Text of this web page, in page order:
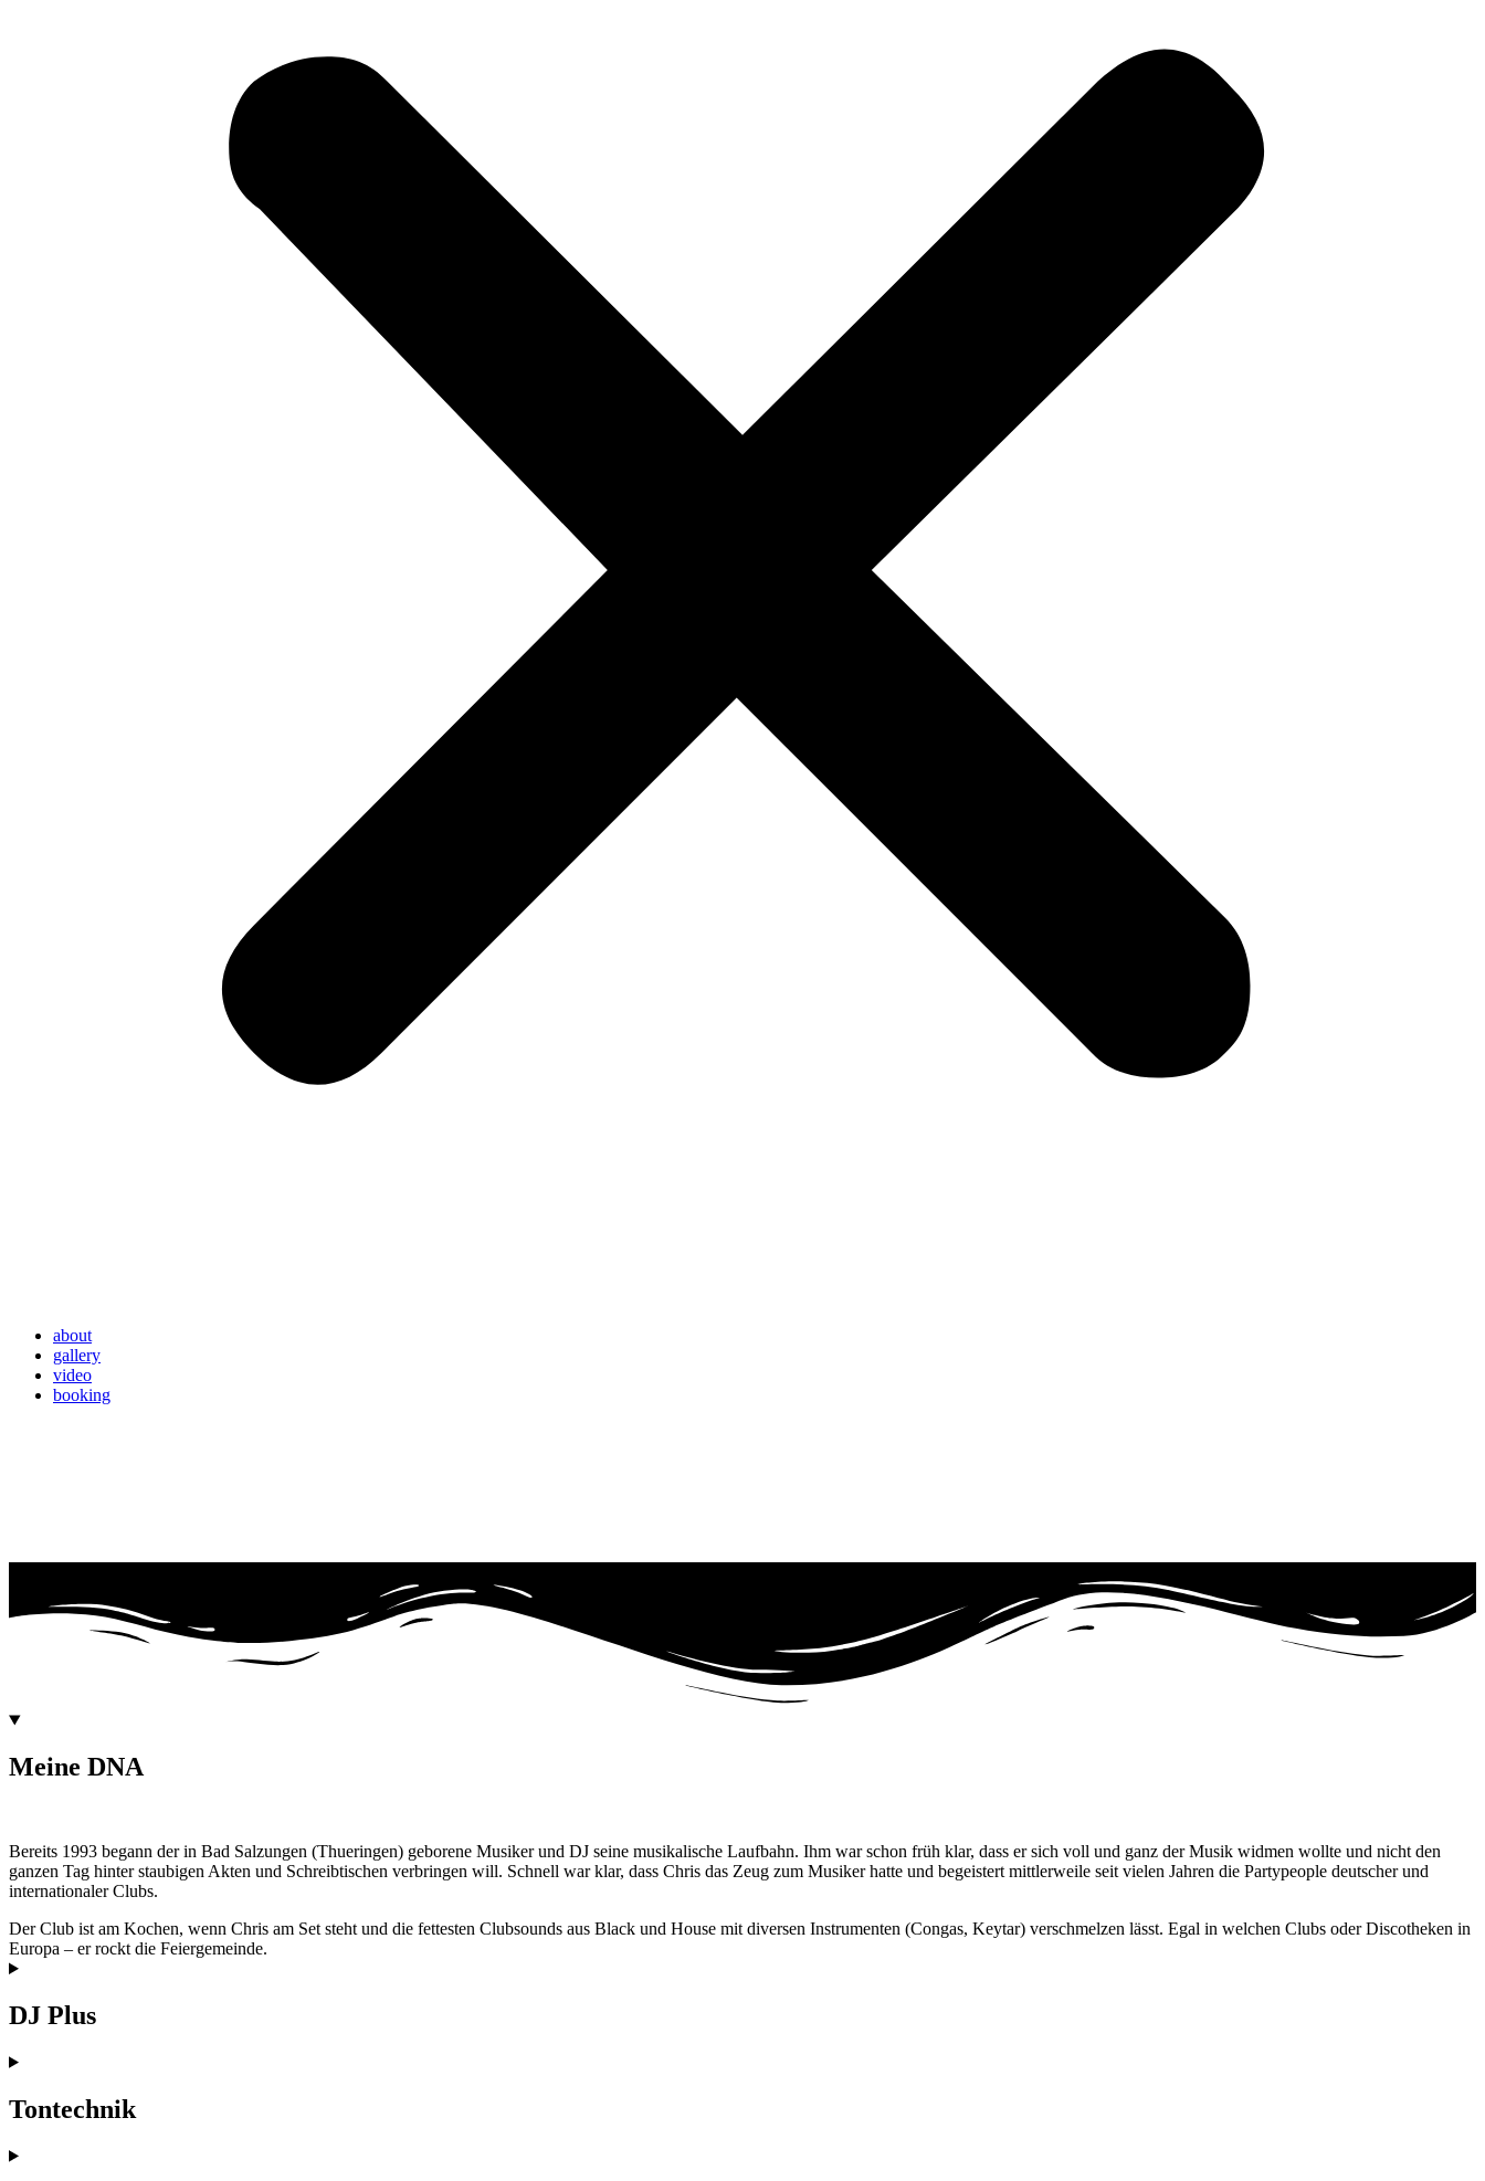
about
gallery
video
booking
Meine DNA
Bereits 1993 begann der in Bad Salzungen (Thueringen) geborene Musiker und DJ seine musikalische Laufbahn. Ihm war schon früh klar, dass er sich voll und ganz der Musik widmen wollte und nicht den
ganzen Tag hinter staubigen Akten und Schreibtischen verbringen will. Schnell war klar, dass Chris das Zeug zum Musiker hatte und begeistert mittlerweile seit vielen Jahren die Partypeople deutscher und
internationaler Clubs.
Der Club ist am Kochen, wenn Chris am Set steht und die fettesten Clubsounds aus Black und House mit diversen Instrumenten (Congas, Keytar) verschmelzen lässt. Egal in welchen Clubs oder Discotheken in
Europa – er rockt die Feiergemeinde.
DJ Plus
Tontechnik